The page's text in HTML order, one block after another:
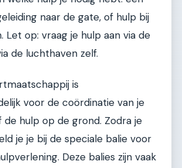
naar de gate, of hulp bij
Let op: vraag je hulp aan via de
de luchthaven zelf.
is
voor de coördinatie van je
de hulp op de grond. Zodra je
je je bij de speciale balie voor
Deze balies zijn vaak